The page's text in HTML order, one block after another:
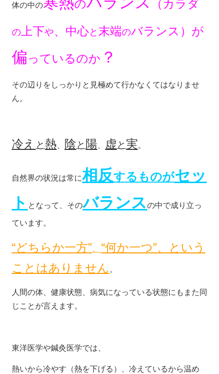
体の中の の （カラダ
の上下や、中心と 末端のバランス）が
偏っているのか ？
その辺りをしっかりと見極めて行かなくてはなりませ
ん。
冷え と 熱 陰と 陽 虚と 実。
自然界の状況は常に相反するものがセッ
ト となって、そのバランスの中で成り立っ
ています。
“どちらか一方”、 “何か一つ”、という
ことはありません 。
人間の体、健康状態、病気になっている状態にもまた同
じことが言えます。
東洋医学や鍼灸医学では、
熱いから冷やす（熱を下げる）、冷えているから温め